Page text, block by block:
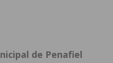
de Penafiel